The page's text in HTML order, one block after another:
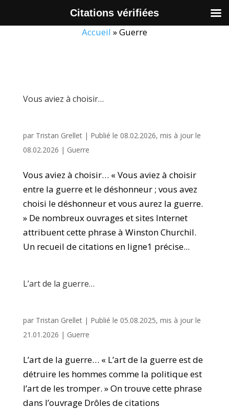
Accueil »Guerre
Vous aviez à choisir…
par Tristan Grellet| Publié le 08.02.2026, mis à jour le
08.02.2026 | Guerre
Vous aviez à choisir… « Vous aviez à choisir
entre la guerre et le déshonneur ; vous avez
choisi le déshonneur et vous aurez la guerre.
» De nombreux ouvrages et sites Internet
attribuent cette phrase à Winston Churchil.
Un recueil de citations en ligne1 précise...
L’art de la guerre…
par Tristan Grellet| Publié le 05.08.2025, mis à jour le
21.01.2026 | Guerre
L’art de la guerre… « L’art de la guerre est de
détruire les hommes comme la politique est
l’art de les tromper. » On trouve cette phrase
dans l’ouvrage Drôles de citations
Citations vérifiées